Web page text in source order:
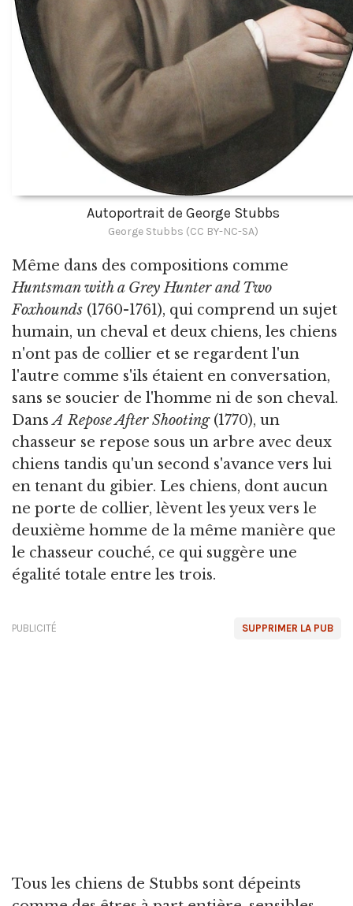
Autoportrait de George Stubbs
George Stubbs (CC BY-NC-SA)
Même dans des compositions comme
Huntsman with a Grey Hunter and Two
Foxhounds (1760-1761), qui comprend un sujet
humain, un cheval et deux chiens, les chiens
n'ont pas de collier et se regardent l'un
l'autre comme s'ils étaient en conversation,
sans se soucier de l'homme ni de son cheval.
DansA Repose After Shooting(1770), un
chasseur se repose sous un arbre avec deux
chiens tandis qu'un second s'avance vers lui
en tenant du gibier. Les chiens, dont aucun
ne porte de collier, lèvent les yeux vers le
deuxième homme de la même manière que
le chasseur couché, ce qui suggère une
égalité totale entre les trois.
SUPPRIMER LA PUB
PUBLICITÉ
Tous les chiens de Stubbs sont dépeints